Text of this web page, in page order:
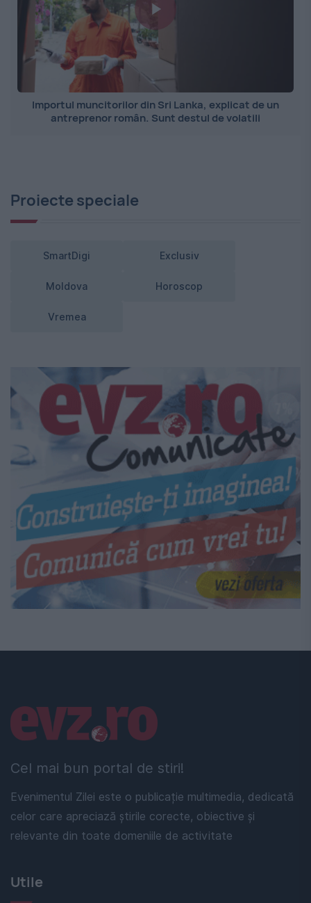
Importul muncitorilor din Sri Lanka, explicat de un
antreprenor român. Sunt destul de volatili
Proiecte speciale
SmartDigi Exclusiv
Moldova Horoscop
Vremea
Cel mai bun portal de stiri!
Evenimentul Zilei este o publicație multimedia, dedicată
celor care apreciază știrile corecte, obiective și
relevante din toate domeniile de activitate
Linkuri utile
Utile